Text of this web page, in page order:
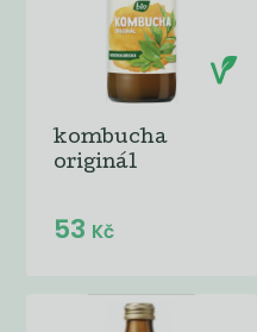
kombucha
originál
53 Kč